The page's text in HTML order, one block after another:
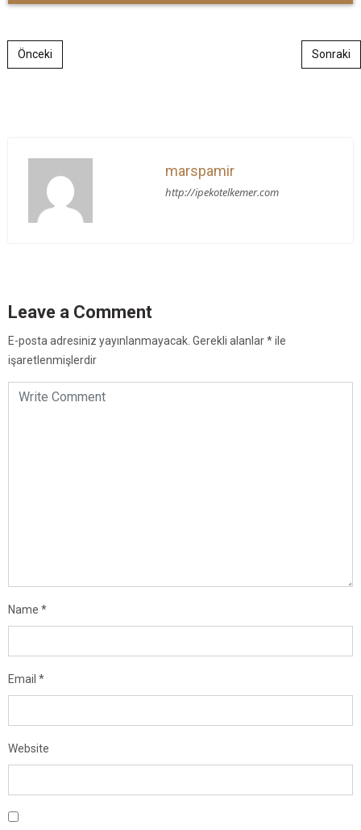
Post navigation
Önceki Sonraki
marspamir
http://ipekotelkemer.com
Leave a Comment
E-posta adresiniz yayınlanmayacak. Gerekli alanlar*ile
işaretlenmişlerdir
Name *
Email *
Website